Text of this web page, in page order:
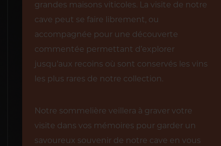
grandes maisons viticoles. La visite de notre
cave peut se faire librement, ou
accompagnée pour une découverte
commentée permettant d’explorer
jusqu’aux recoins où sont conservés les vins
les plus rares de notre collection.
Notre sommelière veillera à graver votre
visite dans vos mémoires pour garder un
savoureux souvenir de notre cave en vous